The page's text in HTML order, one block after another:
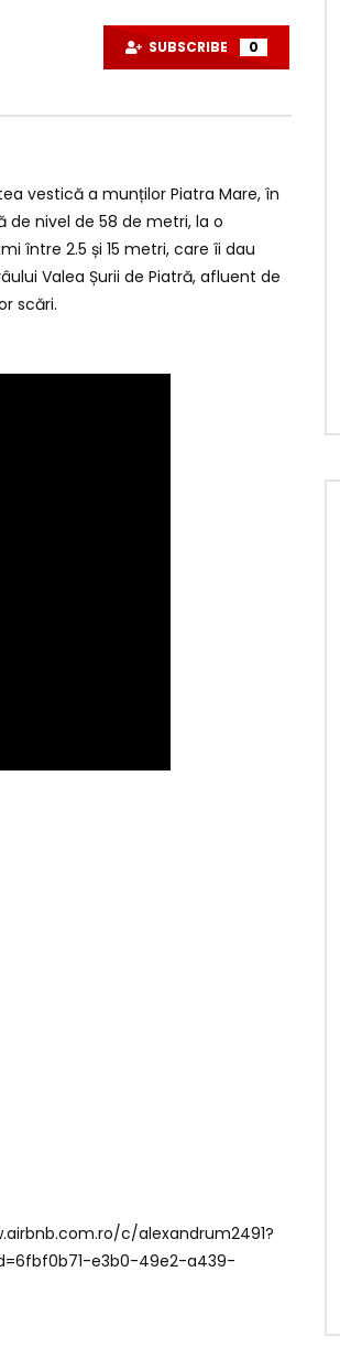
SUBSCRIBE 0
vestică a munților Piatra Mare, în
de nivel de 58 de metri, la o
între 2.5 și 15 metri, care îi dau
Valea Șurii de Piatră, afluent de
scări.
c/alexandrum2491?
e3b0-49e2-a439-